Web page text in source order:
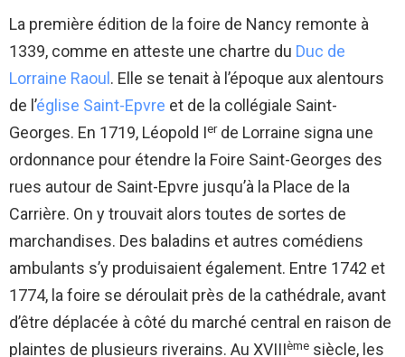
La première édition de la foire de Nancy remonte à
1339, comme en atteste une chartre du Duc de
Lorraine Raoul . Elle se tenait à l’époque aux alentours
de l’église Saint-Epvre et de la collégiale Saint-
Georges. En 1719, Léopold Ierde Lorraine signa une
ordonnance pour étendre la Foire Saint-Georges des
rues autour de Saint-Epvre jusqu’à la Place de la
Carrière. On y trouvait alors toutes de sortes de
marchandises. Des baladins et autres comédiens
ambulants s’y produisaient également. Entre 1742 et
1774, la foire se déroulait près de la cathédrale, avant
d’être déplacée à côté du marché central en raison de
plaintes de plusieurs riverains. Au XVIIIème siècle, les